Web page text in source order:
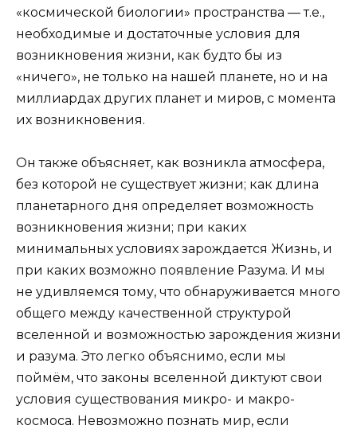
«космической био­логии» пространства — т.е.,
необходимые и доста­точные условия для
возникновения жизни, как будто бы из
«ничего», не только на нашей планете, но и на
миллиардах других планет и миров, с момента
их возникновения.
Он также объясняет, как возникла атмосфера,
без которой не существует жизни; как длина
пла­нетарного дня определяет возможность
возникнове­ния жизни; при каких
минимальных условиях зарождается Жизнь, и
при каких возможно появление Разума. И мы
не удивляемся тому, что обнаруживается много
общего между качественной структурой
вселенной и возможнос­тью зарождения жизни
и разума. Это легко объяс­нимо, если мы
поймём, что законы вселенной дик­туют свои
условия существования микро- и макро­
космоса. Невозможно познать мир, если